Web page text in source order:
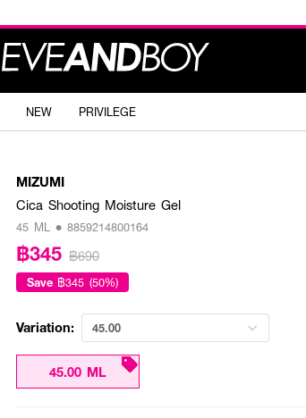
NEW PRIVILEGE
MIZUMI
Cica Shooting Moisture Gel
45 ML • 8859214800164
฿345 ฿690
Save ฿345 (50%)
Variation: 45.00
45.00 ML